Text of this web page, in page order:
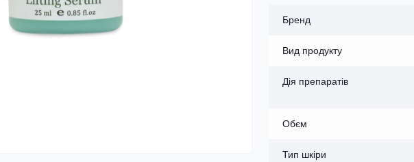
Бренд
Вид продукту
Дія препаратів
Обєм
Тип шкіри